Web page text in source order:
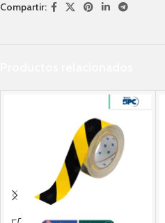
Compartir: